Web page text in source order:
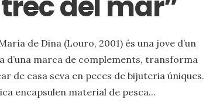
de Dina (Louro, 2001) és una jove d’un
d’una marca de complements, transforma
de casa seva en peces de bijuteria úniques.
encapsulen material de pesca...